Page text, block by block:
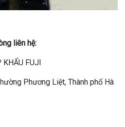
liên hệ:
KHẨU FUJI
Phương Liệt, Thành phố Hà